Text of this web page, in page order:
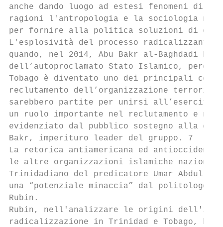
anche dando luogo ad estesi fenomeni di
ragioni l'antropologia e la sociologia
per fornire alla politica soluzioni di
L'esplosività del processo radicalizzante è
quando, nel 2014, Abu Bakr al-Baghdadi ha
dell’autoproclamato Stato Islamico,
Tobago è diventato uno dei principali
reclutamento dell’organizzazione
sarebbero partite per unirsi all’esercito
un ruolo importante nel reclutamento e nel
evidenziato dal pubblico sostegno alla
Bakr, imperituro leader del gruppo. 7
La retorica antiamericana ed
le altre organizzazioni islamiche
Trinidadiano del predicatore Umar
una “potenziale minaccia” dal politologo
Rubin.
Rubin, nell'analizzare le origini
radicalizzazione in Trinidad e Tobago,